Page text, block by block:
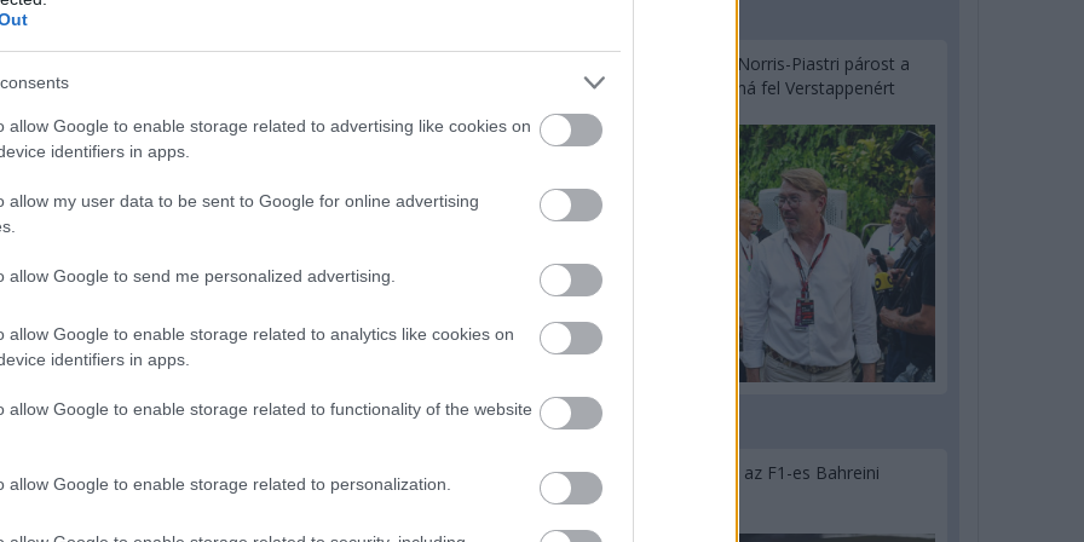
allow Google to enable storage related to advertising like cookies on
identifiers in apps.
allow my user data to be sent to Google for online advertising
allow Google to send me personalized advertising.
allow Google to enable storage related to analytics like cookies on
identifiers in apps.
allow Google to enable storage related to functionality of the website
allow Google to enable storage related to personalization.
közel voltak, Hamiltonnak viszont elvették a körét.
van válasza: 1:17.947.
legjobbjával kerül az élre - 1:18.153
hangzavarban. A mexikói abszolút legjobb első szektorral
fekszenek a körülmények, ahogyan arra sokan
Hakkinen megtartaná a Norris-Piastri párost a
McLarennél, nem borítaná fel Verstappenért
2 napja
Megvan, mikor kezdődik az F1-es Bahreini
Nagydíj Malajziában